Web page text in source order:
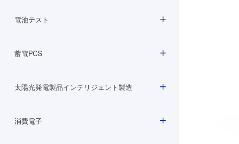
電池テスト
蓄電PCS
太陽光発電製品インテリジェント製造
消費電子